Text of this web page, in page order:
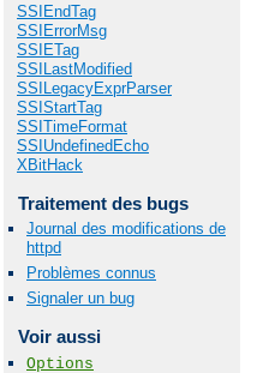
SSIEndTag
SSIErrorMsg
SSIETag
SSILastModified
SSILegacyExprParser
SSIStartTag
SSITimeFormat
SSIUndefinedEcho
XBitHack
Traitement des bugs
Journal des modifications de
httpd
Problèmes connus
Signaler un bug
Voir aussi
Options